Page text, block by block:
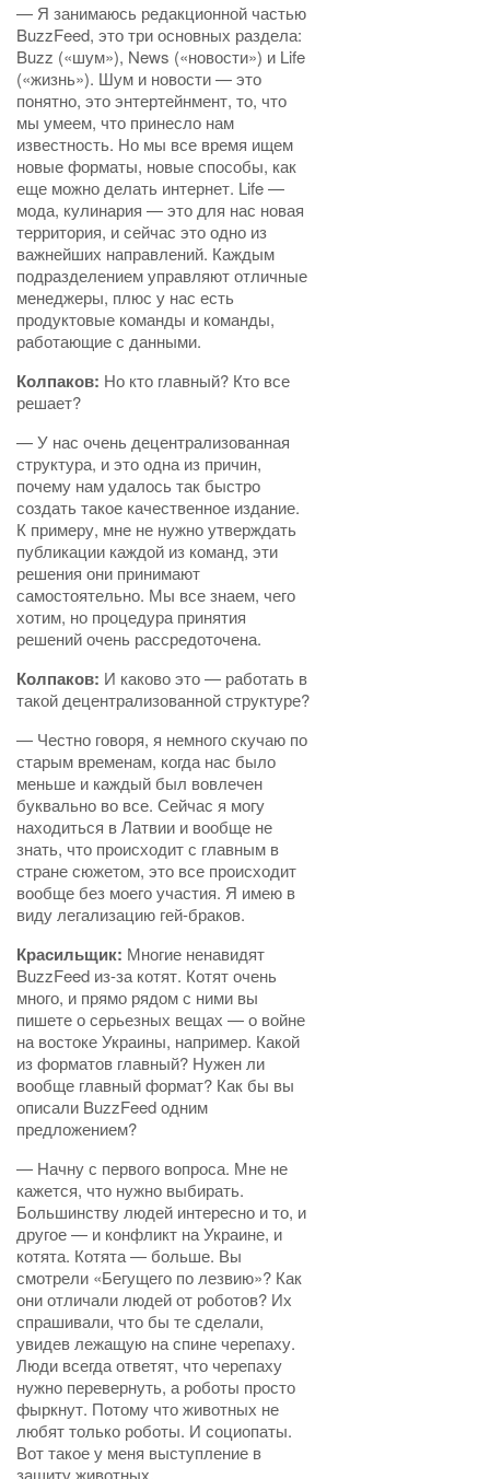
— Я занимаюсь редакционной частью
BuzzFeed, это три основных раздела:
Buzz («шум»), News («новости») и Life
(«жизнь»). Шум и новости — это
понятно, это энтертейнмент, то, что
мы умеем, что принесло нам
известность. Но мы все время ищем
новые форматы, новые способы, как
еще можно делать интернет. Life —
мода, кулинария — это для нас новая
территория, и сейчас это одно из
важнейших направлений. Каждым
подразделением управляют отличные
менеджеры, плюс у нас есть
продуктовые команды и команды,
работающие с данными.
Колпаков: Но кто главный? Кто все
решает?
— У нас очень децентрализованная
структура, и это одна из причин,
почему нам удалось так быстро
создать такое качественное издание.
К примеру, мне не нужно утверждать
публикации каждой из команд, эти
решения они принимают
самостоятельно. Мы все знаем, чего
хотим, но процедура принятия
решений очень рассредоточена.
Колпаков: И каково это — работать в
такой децентрализованной структуре?
— Честно говоря, я немного скучаю по
старым временам, когда нас было
меньше и каждый был вовлечен
буквально во все. Сейчас я могу
находиться в Латвии и вообще не
знать, что происходит с главным в
стране сюжетом, это все происходит
вообще без моего участия. Я имею в
виду легализацию гей-браков.
Красильщик: Многие ненавидят
BuzzFeed из-за котят. Котят очень
много, и прямо рядом с ними вы
пишете о серьезных вещах — о войне
на востоке Украины, например. Какой
из форматов главный? Нужен ли
вообще главный формат? Как бы вы
описали BuzzFeed одним
предложением?
— Начну с первого вопроса. Мне не
кажется, что нужно выбирать.
Большинству людей интересно и то, и
другое — и конфликт на Украине, и
котята. Котята — больше. Вы
смотрели «Бегущего по лезвию»? Как
они отличали людей от роботов? Их
спрашивали, что бы те сделали,
увидев лежащую на спине черепаху.
Люди всегда ответят, что черепаху
нужно перевернуть, а роботы просто
фыркнут. Потому что животных не
любят только роботы. И социопаты.
Вот такое у меня выступление в
защиту животных.